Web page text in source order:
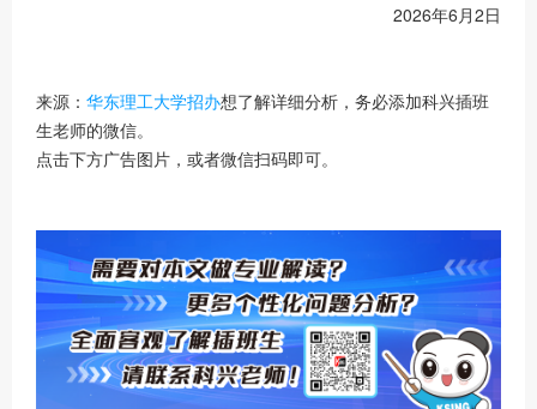
2026年6月2日
来源： 华东理工大学招办想了解详细分析，务必添加科兴插班
生老师的微信。
点击下方广告图片，或者微信扫码即可。